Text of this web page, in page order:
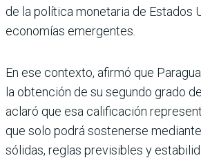
de la política monetaria de Estados
economías emergentes.
En ese contexto, afirmó que
la obtención de su segundo grado
aclaró que esa calificación
que solo podrá sostenerse
sólidas, reglas previsibles y